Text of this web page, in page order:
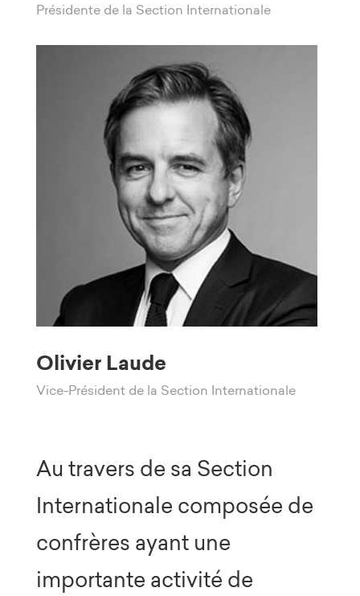
Présidente de la Section Internationale
Olivier Laude
Vice-Président de la Section Internationale
Au travers de sa Section
Internationale composée de
confrères ayant une
importante activité de